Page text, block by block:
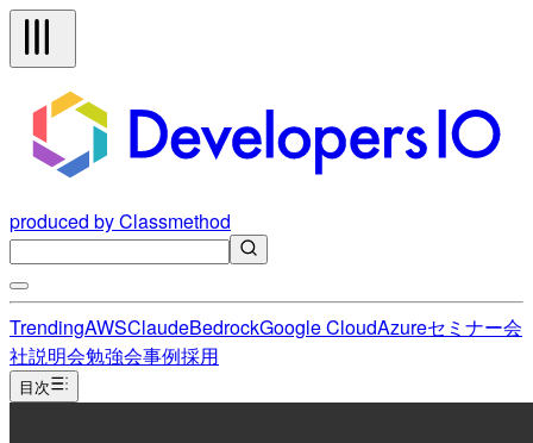
produced by Classmethod
TrendingAWSClaudeBedrockGoogle CloudAzureセミナー会
社説明会勉強会事例採用
目次